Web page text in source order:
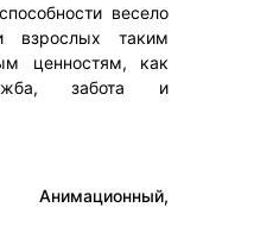
весело
взрослых таким
ценностям, как
забота и